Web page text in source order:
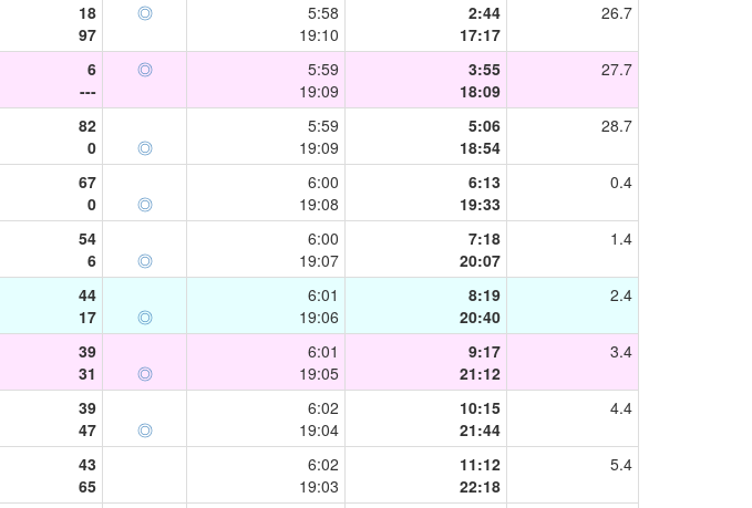
18
97
◎
5:58
19:10
2:44
17:17
26.7
6
---
◎
5:59
19:09
3:55
18:09
27.7
82
0
◎
5:59
19:09
5:06
18:54
28.7
67
0
◎
6:00
19:08
6:13
19:33
0.4
54
6
◎
6:00
19:07
7:18
20:07
1.4
44
17
◎
6:01
19:06
8:19
20:40
2.4
39
31
◎
6:01
19:05
9:17
21:12
3.4
39
47
◎
6:02
19:04
10:15
21:44
4.4
43
65
6:02
19:03
11:12
22:18
5.4